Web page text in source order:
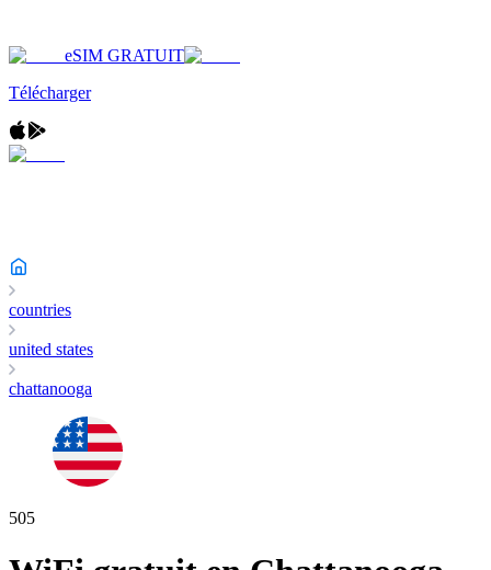
eSIM GRATUIT
Télécharger
countries
united states
chattanooga
505